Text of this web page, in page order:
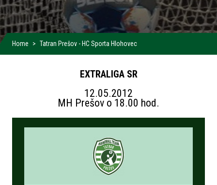
Home Tatran Prešov - HC Sporta Hlohovec
EXTRALIGA SR
12.05.2012
MH Prešov o 18.00 hod.